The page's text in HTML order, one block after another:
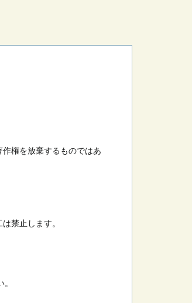
権を放棄するものではあ
禁止します。